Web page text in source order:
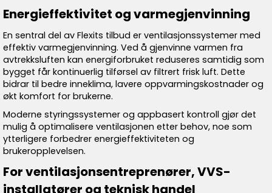
Energieffektivitet og varmegjenvinning
En sentral del av Flexits tilbud er ventilasjonssystemer med
effektiv varmegjenvinning. Ved å gjenvinne varmen fra
avtrekksluften kan energiforbruket reduseres samtidig som
bygget får kontinuerlig tilførsel av filtrert frisk luft. Dette
bidrar til bedre inneklima, lavere oppvarmingskostnader og
økt komfort for brukerne.
Moderne styringssystemer og appbasert kontroll gjør det
mulig å optimalisere ventilasjonen etter behov, noe som
ytterligere forbedrer energieffektiviteten og
brukeropplevelsen.
For ventilasjonsentreprenører, VVS-
installatører og teknisk handel